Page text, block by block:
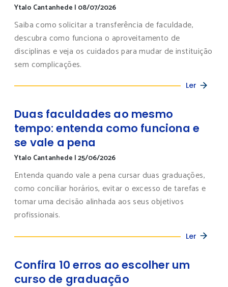
Ytalo Cantanhede | 08/07/2026
Saiba como solicitar a transferência de faculdade,
descubra como funciona o aproveitamento de
disciplinas e veja os cuidados para mudar de instituição
sem complicações.
Ler
Duas faculdades ao mesmo
tempo: entenda como funciona e
se vale a pena
Ytalo Cantanhede |25/06/2026
Entenda quando vale a pena cursar duas graduações,
como conciliar horários, evitar o excesso de tarefas e
tomar uma decisão alinhada aos seus objetivos
profissionais.
Ler
Confira 10 erros ao escolher um
curso de graduação